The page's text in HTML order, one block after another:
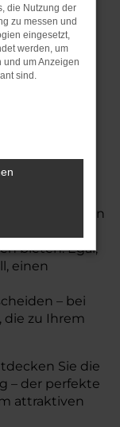
ein Auto, das
günstigeren
Preis
wir Ihnen
nahezu neuen
bieten. Egal,
einen
– bei
die zu Ihrem
Sie die
– der perfekte
attraktiven
die Nutzung der
zu messen und
eingesetzt,
werden, um
um Anzeigen
sind.